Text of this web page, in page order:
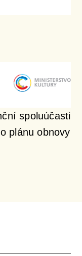
spoluúčasti
plánu obnovy